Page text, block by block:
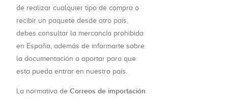
de realizar cualquier tipo de compra o
recibir un paquete desde otro país,
debes consultar la mercancía prohibida
en España, además de informarte sobre
la documentación a aportar para que
esta pueda entrar en nuestro país.
La normativa de Correos de importación